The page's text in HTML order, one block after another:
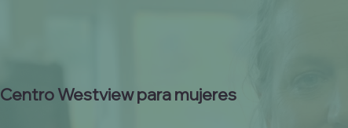
Centro Westview para mujeres